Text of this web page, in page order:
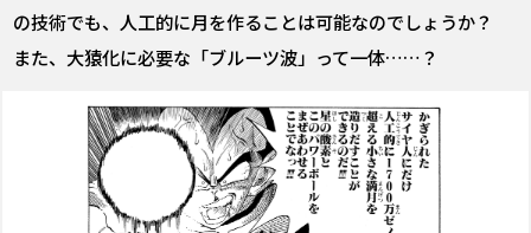
の技術でも、人工的に月を作ることは可能なのでしょうか？
また、大猿化に必要な「ブルーツ波」って一体……？